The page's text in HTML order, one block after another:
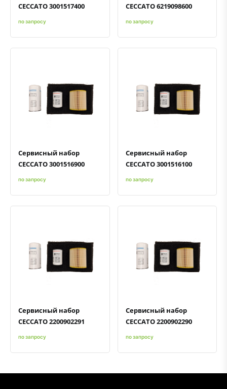
CECCATO 3001517400
по запросу
CECCATO 6219098600
по запросу
Быстрый просмотрДобавить к сравнению
Добавить в избранное
Сервисный набор
CECCATO 3001516900
по запросу
Быстрый просмотрДобавить к сравнению
Добавить в избранное
Сервисный набор
CECCATO 3001516100
по запросу
Быстрый просмотрДобавить к сравнению
Добавить в избранное
Сервисный набор
CECCATO 2200902291
по запросу
Быстрый просмотрДобавить к сравнению
Добавить в избранное
Сервисный набор
CECCATO 2200902290
по запросу